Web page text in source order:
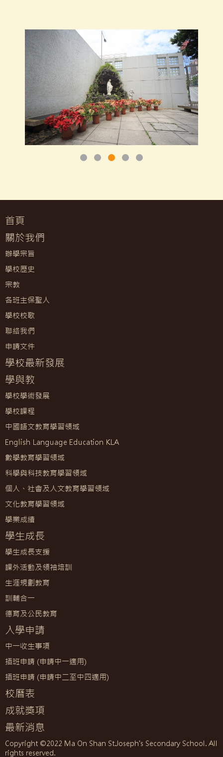
首頁
關於我們
辦學宗旨
學校歷史
宗教
各班主保聖人
學校校歌
聯絡我們
申請文件
學校最新發展
學與教
學校學術發展
學校課程
中國語文教育學習領域
English Language Education KLA
數學教育學習領域
科學與科技教育學習領域
個人、社會及人文教育學習領域
文化教育學習領域
學業成績
學生成長
學生成長支援
課外活動及領袖培訓
生涯規劃教育
訓輔合一
德育及公民教育
入學申請
中一收生事項
插班申請 (申請中一適用)
插班申請 (申請中二至中四適用)
校曆表
成就獎項
最新消息
Copyright ©2022 Ma On Shan St.Joseph's Secondary School. All
rights reserved.